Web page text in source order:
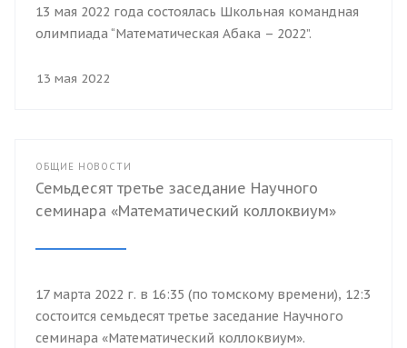
13 мая 2022 года состоялась Школьная командная
олимпиада “Математическая Абака – 2022”.
13 мая 2022
ОБЩИЕ НОВОСТИ
Семьдесят третье заседание Научного
семинара «Математический коллоквиум»
17 марта 2022 г. в 16:35 (по томскому времени), 12:35
состоится семьдесят третье заседание Научного
семинара «Математический коллоквиум».